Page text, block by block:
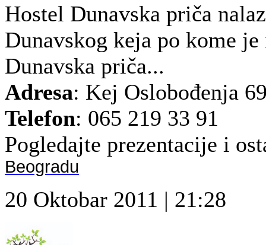
Hostel Dunavska priča
Dunavskog keja po kome
Dunavska priča...
Adresa: Kej Oslobođenja
Telefon: 065 219 33 91
Pogledajte prezentacije i
Beogradu
20 Oktobar 2011 | 21:28